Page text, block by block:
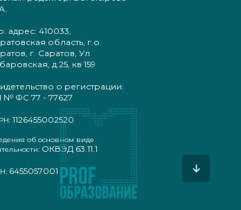
адрес: 410033,
область, г.о.
г. Саратов, Ул
д.25, кв 159
о регистрации:
№ ФС 77 - 77627
1126455002520
об основном виде
ОКВЭД 63.11.1
6455057001 ↓